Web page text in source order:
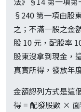
§240 第一項由股
之；不滿一股之金
股 10 元，配股率
股東沒拿到現金，
真實所得，發放年
金額認列方式是這
得 = 配發股數 ×